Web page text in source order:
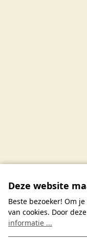
Deze website
Beste bezoeker! Om
van cookies. Door
informatie ...